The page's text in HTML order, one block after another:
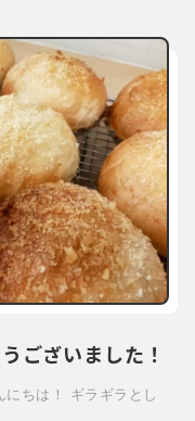
ございました！
にちは！ ギラギラとし